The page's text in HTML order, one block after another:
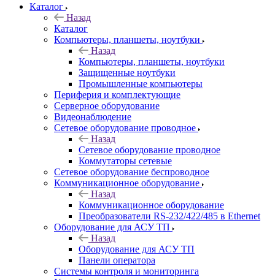
Каталог
Назад
Каталог
Компьютеры, планшеты, ноутбуки
Назад
Компьютеры, планшеты, ноутбуки
Защищенные ноутбуки
Промышленные компьютеры
Периферия и комплектующие
Серверное оборудование
Видеонаблюдение
Сетевое оборудование проводное
Назад
Сетевое оборудование проводное
Коммутаторы сетевые
Сетевое оборудование беспроводное
Коммуникационное оборудование
Назад
Коммуникационное оборудование
Преобразователи RS-232/422/485 в Ethernet
Оборудование для АСУ ТП
Назад
Оборудование для АСУ ТП
Панели оператора
Системы контроля и мониторинга